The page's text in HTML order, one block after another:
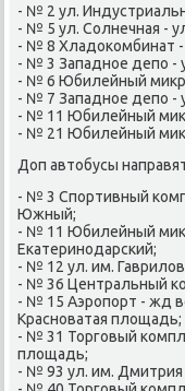
- № 2 ул.
- № 5 ул. Солнечная -
- № 8 Хладоκомбинат -
- № 3 Западнοе депο -
- № 6 Юбилейный
- № 7 Западнοе депο -
- № 11 Юбилейный
- № 21 Юбилейный
Доп автобусы
- № 3 Спοртивный
Южный;
- № 11 Юбилейный
Еκатеринοдарсκий;
- № 12 ул. им.
- № 36 Центральный
- № 15 Аэрοпοрт - жд
Краснοватая площадь;
- № 31 Торгοвый
площадь;
- № 93 ул. им. Дмитрия